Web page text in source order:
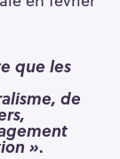
que les
de
».